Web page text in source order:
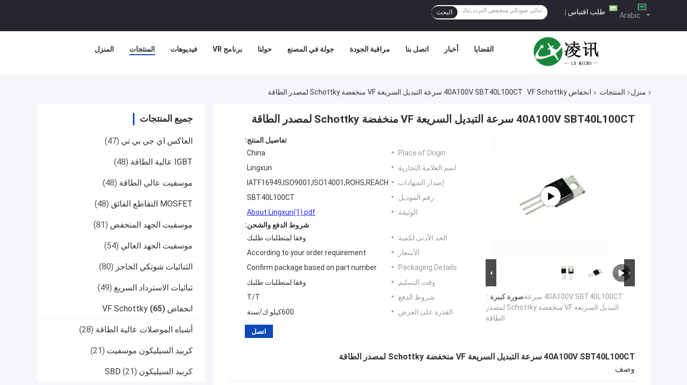
Arabic طلب اقتباس | البحث
المنزل المنتجات فيديوهات برنامج VR حولنا جولة في المصنع مراقبة الجودة اتصل بنا أخبار القضايا
منزل المنتجات انخفاض VF Schottky 40A100V SBT40L100CT سرعة التبديل السريعة VF منخفضة Schottky لمصدر الطاقة
جميع المنتجات
العاكس اي جي بي تي (47)
IGBT عالية الطاقة (48)
موسفيت عالي الطاقة (48)
MOSFET التقاطع الفائق (48)
موسفيت الجهد المنخفض (81)
موسفيت الجهد العالي (54)
الثنائيات شوتكي الحاجز (80)
ثنائيات الاسترداد السريع (49)
انخفاض VF Schottky (65)
أشباه الموصلات عالية الطاقة (28)
كربيد السيليكون موسفيت (21)
كربيد السيليكون SBD (21)
40A100V SBT40L100CT سرعة التبديل السريعة VF منخفضة Schottky لمصدر الطاقة
صورة كبيرة :40A100V SBT40L100CT سرعة
التبديل السريعة VF منخفضة Schottky لمصدر
الطاقة
تفاصيل المنتج:
Place of Origin:
China
اسم العلامة التجارية:
Lingxun
إصدار الشهادات:
IATF16949,ISO9001,ISO14001,ROHS,REACH
رقم الموديل:
SBT40L100CT
الوثيقة:
About Lingxun(1).pdf
شروط الدفع والشحن:
الحد الأدنى لكمية:
وفقا لمتطلبات طلبك
الأسعار:
According to your order requirement
Packaging Details:
Confirm package based on part number
وقت التسليم:
وفقا لمتطلبات طلبك
شروط الدفع:
T/T
القدرة على العرض:
600كيلو ك/سنة
اتصل
40A100V SBT40L100CT سرعة التبديل السريعة VF منخفضة Schottky لمصدر الطاقة
وصف